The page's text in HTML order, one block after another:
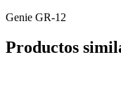
Genie GR-12
Productos